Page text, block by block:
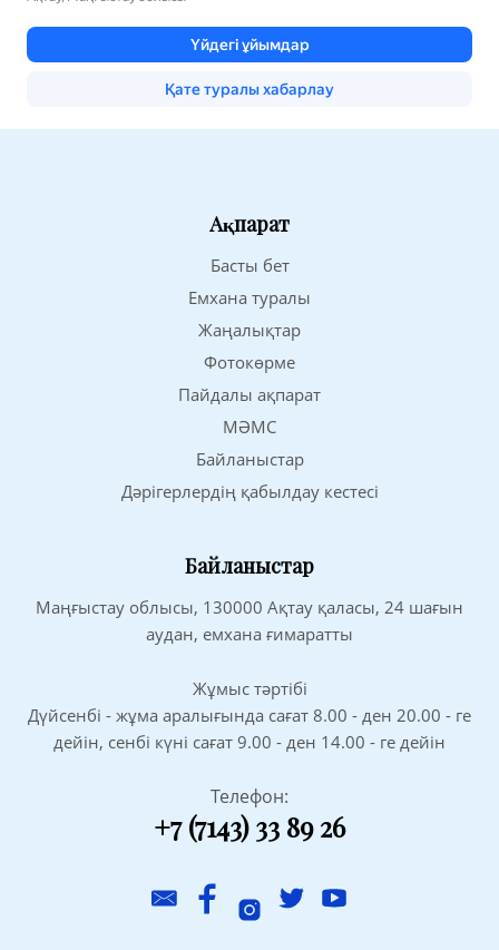
Ақпарат
Басты бет
Емхана туралы
Жаңалықтар
Фотокөрме
Пайдалы ақпарат
МӘМС
Байланыстар
Дәрігерлердің қабылдау кестесі
Байланыстар
Маңғыстау облысы, 130000 Ақтау қаласы, 24 шағын
аудан, емхана ғимаратты
Жұмыс тәртібі
Дүйсенбі - жұма аралығында сағат 8.00 - ден 20.00 - ге
дейін, сенбі күні сағат 9.00 - ден 14.00 - ге дейін
Телефон:
+7 (7143) 33 89 26